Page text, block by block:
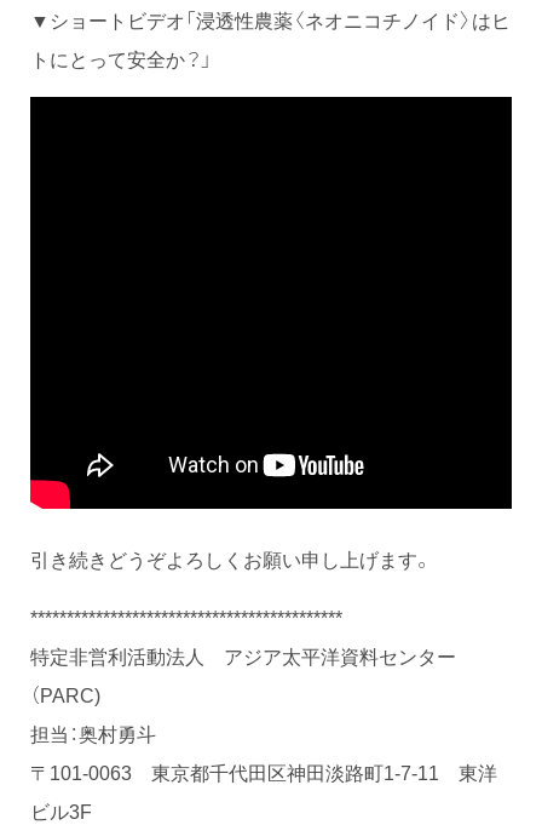
▼ショートビデオ「浸透性農薬〈ネオニコチノイド〉はヒ
トにとって安全か？」
引き続きどうぞよろしくお願い申し上げます。
*******************************************
特定非営利活動法人 アジア太平洋資料センター
（PARC)
担当：奥村勇斗
〒101-0063 東京都千代田区神田淡路町1-7-11 東洋
ビル3F